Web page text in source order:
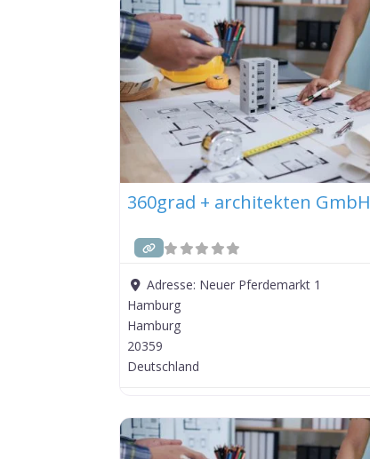
360grad + architekten GmbH
Adresse: Neuer Pferdemarkt 1
Hamburg
Hamburg
20359
Deutschland